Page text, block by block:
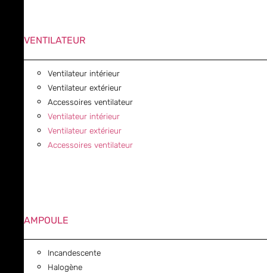
VENTILATEUR
Ventilateur intérieur
Ventilateur extérieur
Accessoires ventilateur
Ventilateur intérieur
Ventilateur extérieur
Accessoires ventilateur
AMPOULE
Incandescente
Halogène